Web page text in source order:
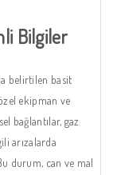
Bilgiler
belirtilen basit
ekipman ve
bağlantılar, gaz
arızalarda
durum, can ve mal